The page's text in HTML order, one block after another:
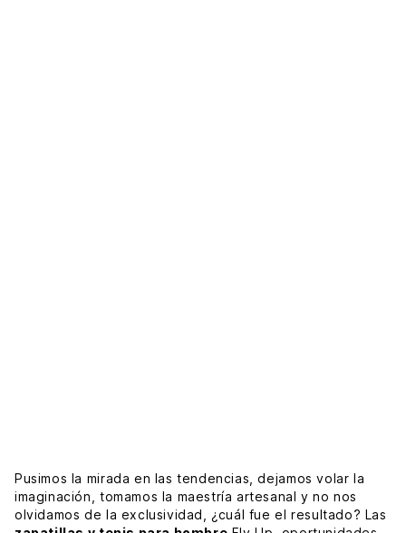
Pusimos la mirada en las tendencias, dejamos volar la
imaginación, tomamos la maestría artesanal y no nos
olvidamos de la exclusividad, ¿cuál fue el resultado? Las